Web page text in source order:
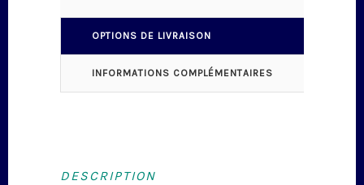
OPTIONS DE LIVRAISON
INFORMATIONS COMPLÉMENTAIRES
DESCRIPTION